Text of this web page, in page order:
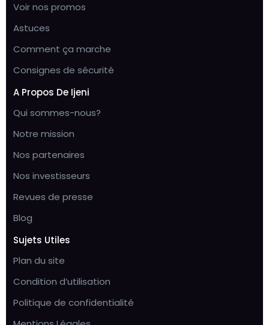
Voir nos promos
Astuces
Comment ça marche
Consignes de sécurité
A Propos De Ijeni
Qui sommes-nous?
Notre mission
Nos partenaires
Nos investisseurs
Revues de presse
Blog
Sujets Utiles
Plan du site
Condition d’utilisation
Politique de confidentialité